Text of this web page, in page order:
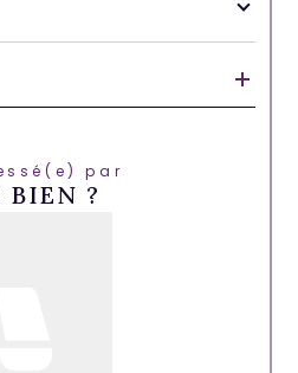
par
BIEN ?